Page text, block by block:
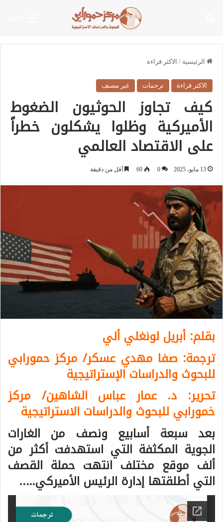
الرئيسية / الاكثر قراءة
الاكثر قراءة ترجمات غير مصنف
كيف تجاوز الحوثيون الضغوط
الأميركية وظلوا يشكلون خطراً
على الاقتصاد العالمي
13 مايو، 2025 0
60 أقل من دقيقة
بقلم: أبريل لونغلي ألي
ترجمة: صفا مهدي عسكر/ مركز حمورابي
للبحوث والدراسات الإستراتيجية
تحرير: د. عمار عباس الشاهين/ مركز
خمورابي للبحوث والدراسات الاستراتيجية
بعد سبعة أسابيع ونصف من الغارات
الجوية المكثفة التي استهدفت أكثر من
ألف موقع مختلف انتهت حملة القصف
التي أطلقتها إدارة الرئيس الأميركي…..